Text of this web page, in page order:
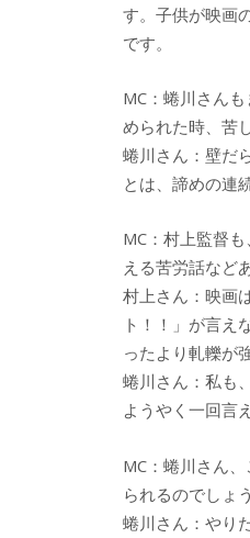
す。子供が映画
です。
MC：蜷川さん
められた時、苦
蜷川さん：壁だ
とは、諦めの連
MC：村上監督
える苦労話など
村上さん：映画
ト！！」が言え
ったより軋轢が
蜷川さん：私も
ようやく一回言
MC：蜷川さん
られるのでしょ
蜷川さん：やり